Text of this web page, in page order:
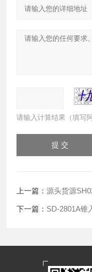
请输入计算结果（填写
上一篇：源头货源
下一篇： SD-2801A锥